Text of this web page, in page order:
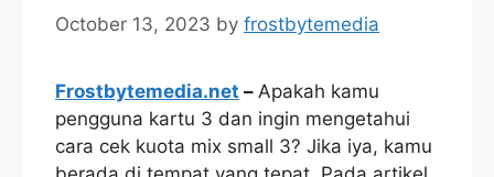
October 13, 2023 by frostbytemedia
Frostbytemedia.net – Apakah kamu
pengguna kartu 3 dan ingin mengetahui
cara cek kuota mix small 3? Jika iya, kamu